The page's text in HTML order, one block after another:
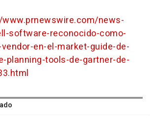
news-
software-reconocido-como-
en-el-market-guide-de-
planning-tools-de-gartner-de-